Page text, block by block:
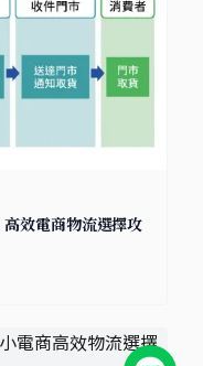
效電商物流選擇攻